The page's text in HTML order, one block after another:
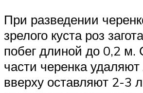
При разведении
зрелого куста роз
побег длиной до 0,2 м.
части черенка
вверху оставляют 2-3